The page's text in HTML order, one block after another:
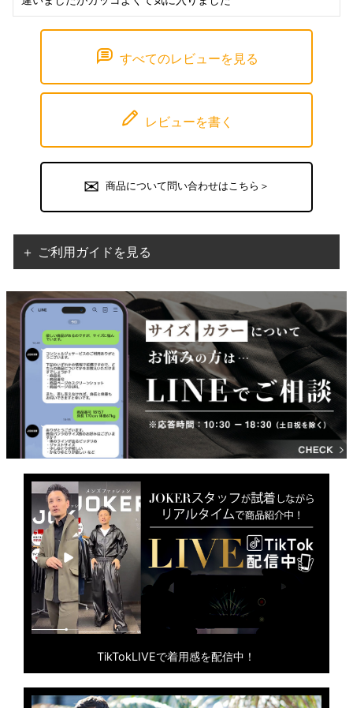
すべてのレビューを見る
レビューを書く
商品について問い合わせはこちら＞
＋ ご利用ガイドを見る
TikTokLIVEで着用感を配信中！